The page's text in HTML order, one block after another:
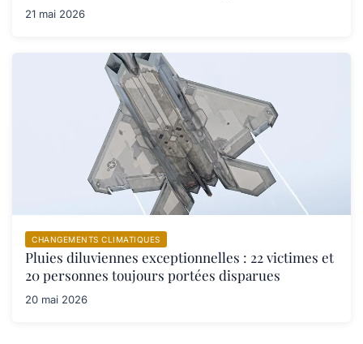
21 mai 2026
CHANGEMENTS CLIMATIQUES
Pluies diluviennes exceptionnelles : 22 victimes et
20 personnes toujours portées disparues
20 mai 2026